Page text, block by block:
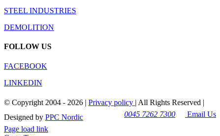
STEEL INDUSTRIES
DEMOLITION
FOLLOW US
FACEBOOK
LINKEDIN
© Copyright 2004 - 2026 | Privacy policy | All Rights Reserved |
Designed by PPC Nordic 0045 7262 7300
Email Us
Page load link